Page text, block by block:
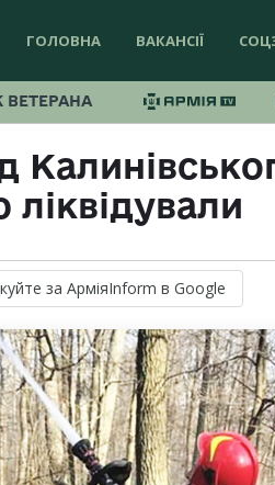
ГОЛОВНА ВАКАНСІЇ
ВЕТЕРАНА
за АрміяInform в Google